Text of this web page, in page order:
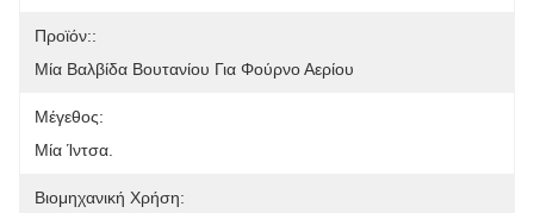
Προϊόν::
Μία Βαλβίδα Βουτανίου Για Φούρνο Αερίου
Μέγεθος:
Μία Ίντσα.
Βιομηχανική Χρήση: